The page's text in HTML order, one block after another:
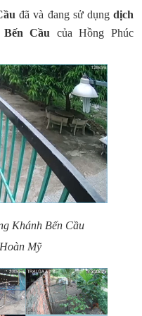
đã và đang sử dụngdịch
Cầu của Hồng Phúc
Khánh Bến Cầu
Mỹ